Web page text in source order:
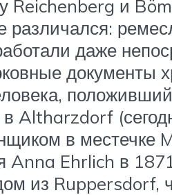
Reichenberg и
даже
документы
Altharzdorf
в местечке
Ehrlich в
из Ruppersdorf,